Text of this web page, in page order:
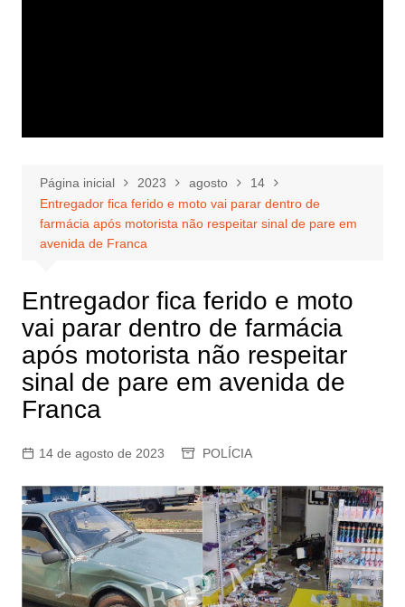
Página inicial 2023 agosto
14
Entregador fica ferido e moto vai parar dentro de
farmácia após motorista não respeitar sinal de pare em
avenida de Franca
Entregador fica ferido e moto
vai parar dentro de farmácia
após motorista não respeitar
sinal de pare em avenida de
Franca
14 de agosto de 2023 POLÍCIA